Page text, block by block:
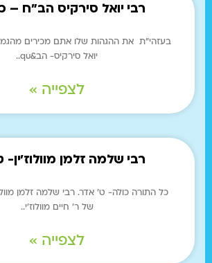
רבי יואל סירקיס הב"ח –
בעזהי"ת את ההגהות שלו אתם מכירים
יואל סירקיס- הב&qu..
לצפייה »
רבי שלמה זלמן
כל התורה כולה- ט' אדר. רבי שלמה זלמן
של ר' חיים מוולוז'י..
לצפייה »